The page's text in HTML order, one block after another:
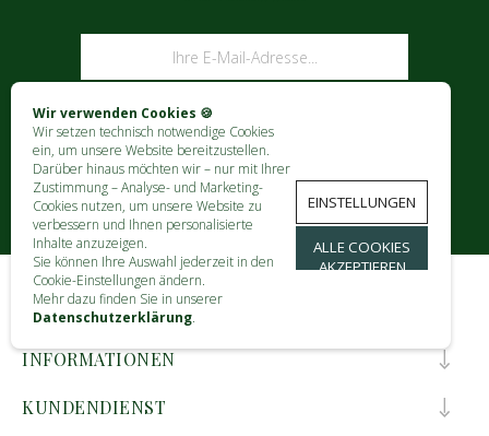
Wir verwenden Cookies 🍪
Wir setzen technisch notwendige Cookies
ein, um unsere Website bereitzustellen.
Darüber hinaus möchten wir – nur mit Ihrer
Zustimmung – Analyse- und Marketing-
Cookies nutzen, um unsere Website zu
verbessern und Ihnen personalisierte
Inhalte anzuzeigen.
Sie können Ihre Auswahl jederzeit in den
Cookie-Einstellungen ändern.
Mehr dazu finden Sie in unserer
Datenschutzerklärung.
EINSTELLUNGEN
ALLE COOKIES
AKZEPTIEREN
ABONNIEREN
KONTAKT
INFORMATIONEN
KUNDENDIENST